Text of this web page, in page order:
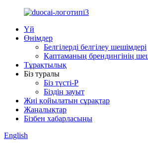
Үй
Өнімдер
Белгілерді белгілеу шешімдері
Қаптаманың брендингінің
Тұрақтылық
Біз туралы
Біз түсті-P
Біздің зауыт
Жиі қойылатын сұрақтар
Жаңалықтар
Бізбен хабарласыңы
English